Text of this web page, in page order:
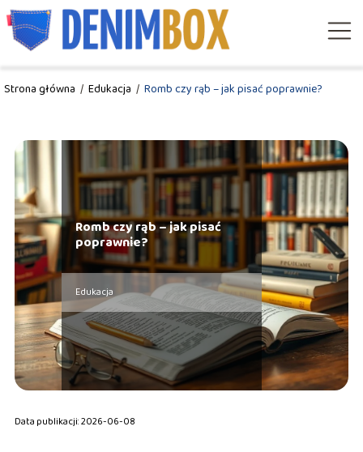
Strona główna / Edukacja / Romb czy rąb – jak pisać poprawnie?
Romb czy rąb – jak pisać
poprawnie?
Edukacja
Data publikacji: 2026-06-08